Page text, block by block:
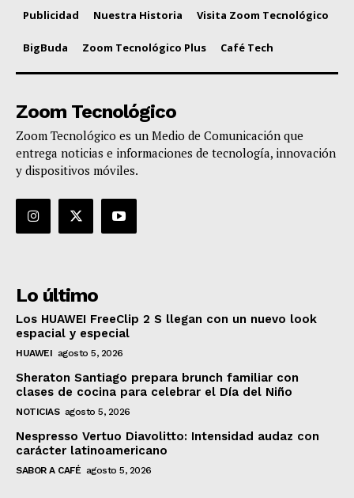
Publicidad Nuestra Historia Visita Zoom Tecnológico
BigBuda Zoom Tecnológico Plus Café Tech
Zoom Tecnológico
Zoom Tecnológico es un Medio de Comunicación que
entrega noticias e informaciones de tecnología, innovación
y dispositivos móviles.
Lo último
Los HUAWEI FreeClip 2 S llegan con un nuevo look
espacial y especial
HUAWEI agosto 5, 2026
Sheraton Santiago prepara brunch familiar con
clases de cocina para celebrar el Día del Niño
NOTICIAS agosto 5, 2026
Nespresso Vertuo Diavolitto: Intensidad audaz con
carácter latinoamericano
SABOR A CAFÉ agosto 5, 2026